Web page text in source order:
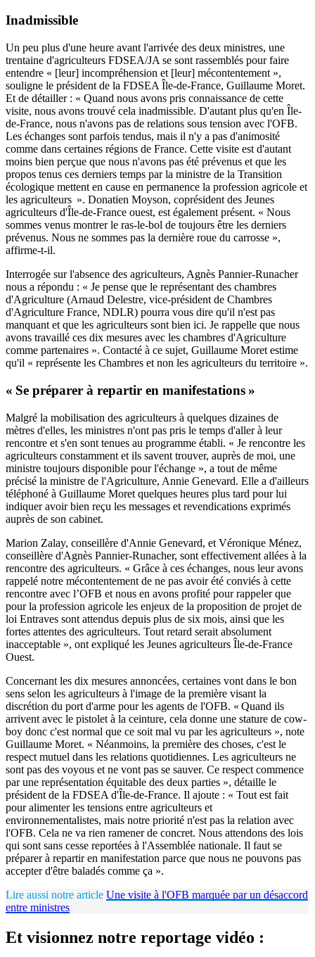
Inadmissible
Un peu plus d'une heure avant l'arrivée des deux ministres, une
trentaine d'agriculteurs FDSEA/JA se sont rassemblés pour faire
entendre « [leur] incompréhension et [leur] mécontentement »,
souligne le président de la FDSEA Île-de-France, Guillaume Moret.
Et de détailler : « Quand nous avons pris connaissance de cette
visite, nous avons trouvé cela inadmissible. D'autant plus qu'en Île-
de-France, nous n'avons pas de relations sous tension avec l'OFB.
Les échanges sont parfois tendus, mais il n'y a pas d'animosité
comme dans certaines régions de France. Cette visite est d'autant
moins bien perçue que nous n'avons pas été prévenus et que les
propos tenus ces derniers temps par la ministre de la Transition
écologique mettent en cause en permanence la profession agricole et
les agriculteurs ». Donatien Moyson, coprésident des Jeunes
agriculteurs d'Île-de-France ouest, est également présent. « Nous
sommes venus montrer le ras-le-bol de toujours être les derniers
prévenus. Nous ne sommes pas la dernière roue du carrosse »,
affirme-t-il.
Interrogée sur l'absence des agriculteurs, Agnès Pannier-Runacher
nous a répondu : « Je pense que le représentant des chambres
d'Agriculture (Arnaud Delestre, vice-président de Chambres
d'Agriculture France, NDLR) pourra vous dire qu'il n'est pas
manquant et que les agriculteurs sont bien ici. Je rappelle que nous
avons travaillé ces dix mesures avec les chambres d'Agriculture
comme partenaires ». Contacté à ce sujet, Guillaume Moret estime
qu'il « représente les Chambres et non les agriculteurs du territoire ».
« Se préparer à repartir en manifestations »
Malgré la mobilisation des agriculteurs à quelques dizaines de
mètres d'elles, les ministres n'ont pas pris le temps d'aller à leur
rencontre et s'en sont tenues au programme établi. « Je rencontre les
agriculteurs constamment et ils savent trouver, auprès de moi, une
ministre toujours disponible pour l'échange », a tout de même
précisé la ministre de l'Agriculture, Annie Genevard. Elle a d'ailleurs
téléphoné à Guillaume Moret quelques heures plus tard pour lui
indiquer avoir bien reçu les messages et revendications exprimés
auprès de son cabinet.
Marion Zalay, conseillère d'Annie Genevard, et Véronique Ménez,
conseillère d'Agnès Pannier-Runacher, sont effectivement allées à la
rencontre des agriculteurs. « Grâce à ces échanges, nous leur avons
rappelé notre mécontentement de ne pas avoir été conviés à cette
rencontre avec l’OFB et nous en avons profité pour rappeler que
pour la profession agricole les enjeux de la proposition de projet de
loi Entraves sont attendus depuis plus de six mois, ainsi que les
fortes attentes des agriculteurs. Tout retard serait absolument
inacceptable », ont expliqué les Jeunes agriculteurs Île-de-France
Ouest.
Concernant les dix mesures annoncées, certaines vont dans le bon
sens selon les agriculteurs à l'image de la première visant la
discrétion du port d'arme pour les agents de l'OFB. « Quand ils
arrivent avec le pistolet à la ceinture, cela donne une stature de cow-
boy donc c'est normal que ce soit mal vu par les agriculteurs », note
Guillaume Moret. « Néanmoins, la première des choses, c'est le
respect mutuel dans les relations quotidiennes. Les agriculteurs ne
sont pas des voyous et ne vont pas se sauver. Ce respect commence
par une représentation équitable des deux parties », détaille le
président de la FDSEA d'Île-de-France. Il ajoute : « Tout est fait
pour alimenter les tensions entre agriculteurs et
environnementalistes, mais notre priorité n'est pas la relation avec
l'OFB. Cela ne va rien ramener de concret. Nous attendons des lois
qui sont sans cesse reportées à l'Assemblée nationale. Il faut se
préparer à repartir en manifestation parce que nous ne pouvons pas
accepter d'être baladés comme ça ».
Lire aussi notre article Une visite à l'OFB marquée par un désaccord
entre ministres
Et visionnez notre reportage vidéo :